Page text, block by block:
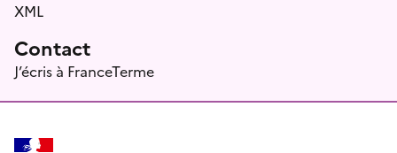
XML
Contact
J’écris à FranceTerme